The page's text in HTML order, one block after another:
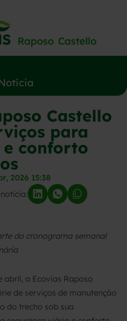
Castello
para
e conforto
2026 15:38
do cronograma semanal
abril, a Ecovias Raposo
de serviços de manutenção
do trecho sob sua